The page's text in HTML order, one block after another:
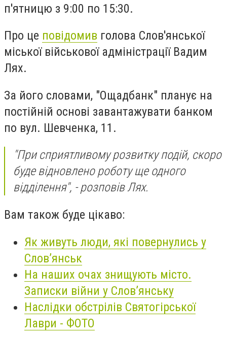
п'ятницю з 9:00 по 15:30.
Про це повідомив голова Слов'янської
міської військової адміністрації Вадим
Лях.
За його словами, "Ощадбанк" планує на
постійній основі завантажувати банком
по вул. Шевченка, 11.
"При сприятливому розвитку подій, скоро
буде відновлено роботу ще одного
відділення", - розповів Лях.
Вам також буде цікаво:
Як живуть люди, які повернулись у
Слов’янськ
На наших очах знищують місто.
Записки війни у Слов’янську
Наслідки обстрілів Святогірської
Лаври - ФОТО